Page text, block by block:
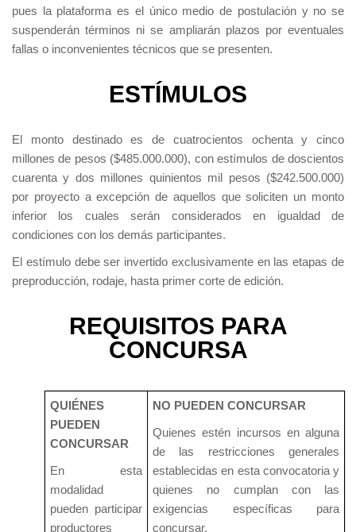
pues la plataforma es el único medio de postulación y no se
suspenderán términos ni se ampliarán plazos por eventuales
fallas o inconvenientes técnicos que se presenten.
ESTÍMULOS
El monto destinado es de cuatrocientos ochenta y cinco
millones de pesos ($485.000.000), con estímulos de doscientos
cuarenta y dos millones quinientos mil pesos ($242.500.000)
por proyecto a excepción de aquellos que soliciten un monto
inferior los cuales serán considerados en igualdad de
condiciones con los demás participantes.
El estímulo debe ser invertido exclusivamente en las etapas de
preproducción, rodaje, hasta primer corte de edición.
REQUISITOS PARA
CONCURSA
QUIÉNES
PUEDEN
CONCURSAR
En esta
modalidad
pueden participar
productores
NO PUEDEN CONCURSAR
Quienes estén incursos en alguna
de las restricciones generales
establecidas en esta convocatoria y
quienes no cumplan con las
exigencias específicas para
concursar.